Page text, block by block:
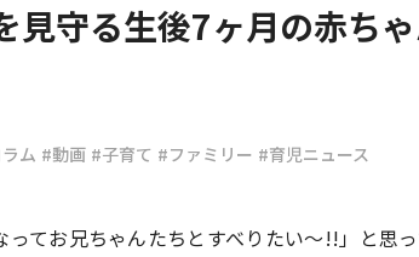
見守る生後7ヶ月の赤ち
ム #動画 #子育て #ファミリー #育児ニュース
ってお兄ちゃんたちとすべりたい～!!」と思